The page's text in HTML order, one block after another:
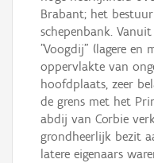
Brabant; het
schepenbank.
"Voogdij" (lagere en
oppervlakte van
hoofdplaats, zeer
de grens met het
abdij van Corbie
grondheerlijk bezit
latere eigenaars